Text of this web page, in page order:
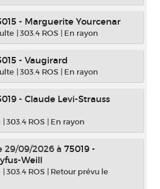
- Marguerite Yourcenar
|303.4 ROS | En rayon
- Vaugirard
|303.4 ROS | En rayon
- Claude Levi-Strauss
|303.4 ROS | En rayon
29/09/2026 à 75019 -
Weill
|303.4 ROS | Retour prévu le